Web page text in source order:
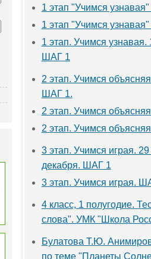
1 этап "Учимся
1 этап "Учимся
1 этап. Учимся узнавая.
ШАГ 1
2 этап. Учимся
ШАГ 1.
2 этап. Учимся
2 этап. Учимся
3 этап. Учимся играя.
декабря. ШАГ 1
3 этап. Учимся играя.
4 класс, 1 полугодие.
слова". УМК "Школа
Булатова Т.Ю.
по теме "Планеты